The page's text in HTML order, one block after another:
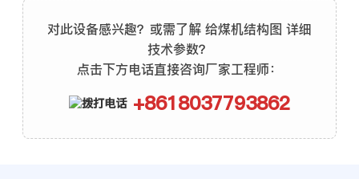
对此设备感兴趣？或需了解 给煤机结构图 详细
技术参数？
点击下方电话直接咨询厂家工程师：
+8618037793862